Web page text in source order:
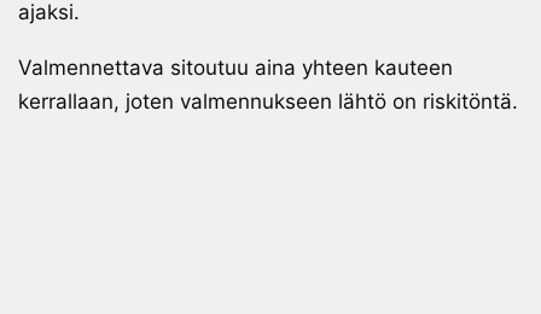
ajaksi.
Valmennettava sitoutuu aina yhteen kauteen
kerrallaan, joten valmennukseen lähtö on riskitöntä.